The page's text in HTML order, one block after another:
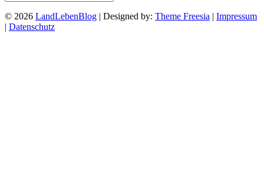
© 2026 LandLebenBlog | Designed by: Theme Freesia | Impressum
| Datenschutz